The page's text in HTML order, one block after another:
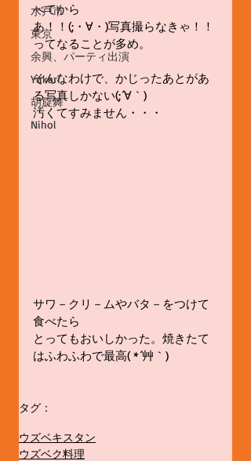
水戸市
東京
余興、パーティ出演
Yukari
胡旋舞
Nihol
べてから
あ！！(;・∀・)写真撮らなきゃ！！
ってなることが多め。
そんなわけで、かじったあとがあ
る写真しかない(;´∀｀)
汚くてすみません・・・
サワ－クリ－ムやバタ－をつけて
食べたら
とってもおいしかった。焼きたて
はふわふわで最高( *´艸｀)
タグ：
ウズベキスタン
ウズベク料理